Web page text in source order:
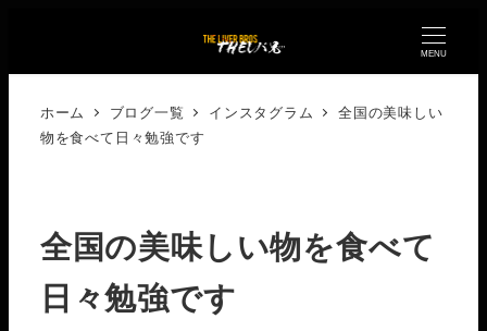
MENU
ホーム ブログ一覧 インスタグラム
全国の美味しい
物を食べて日々勉強です
全国の美味しい物を食べて
日々勉強です